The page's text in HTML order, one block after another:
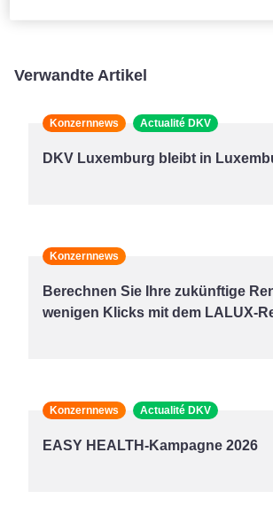
Verwandte Artikel
Konzernnews Actualité DKV
DKV Luxemburg bleibt in
Konzernnews
Berechnen Sie Ihre zukünftige
wenigen Klicks mit dem LALUX-
Konzernnews Actualité DKV
EASY HEALTH-Kampagne 2026